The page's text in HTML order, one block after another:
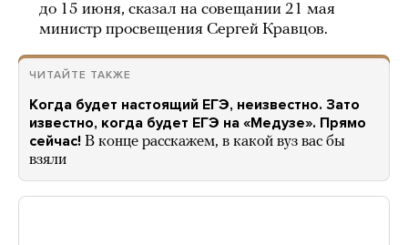
до 15 июня, сказал на совещании 21 мая
министр просвещения Сергей Кравцов.
ЧИТАЙТЕ ТАКЖЕ
Когда будет настоящий ЕГЭ, неизвестно. Зато
известно, когда будет ЕГЭ на «Медузе». Прямо
сейчас! В конце расскажем, в какой вуз вас бы
взяли